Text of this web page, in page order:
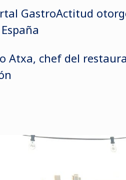
GastroActitud
Atxa, chef del